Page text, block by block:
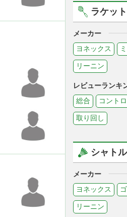
ラケット
メーカー
ヨネックス
リーニン
レビューランキ
総合
コント
取り回し
シャトル
メーカー
ヨネックス
リーニン